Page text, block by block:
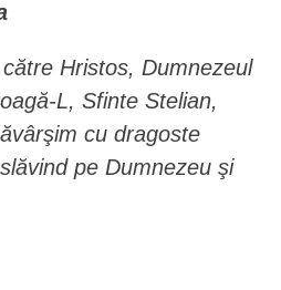
Hristos, Dumnezeul
L, Sfinte Stelian,
cu dragoste
pe Dumnezeu şi